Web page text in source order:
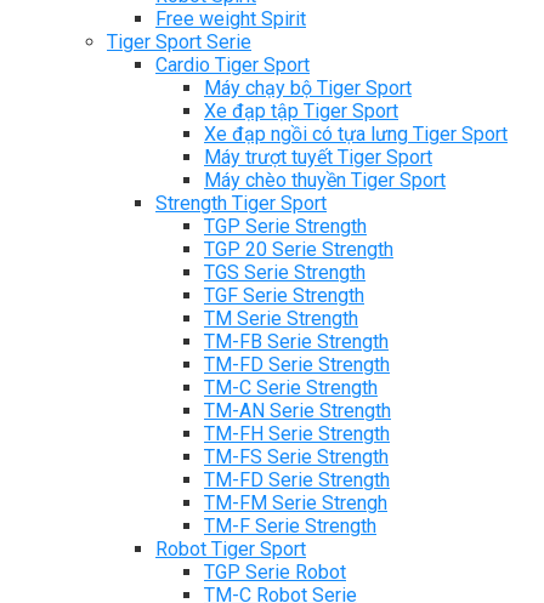
Free weight Spirit
Tiger Sport Serie
Cardio Tiger Sport
Máy chạy bộ Tiger Sport
Xe đạp tập Tiger Sport
Xe đạp ngồi có tựa lưng Tiger Sport
Máy trượt tuyết Tiger Sport
Máy chèo thuyền Tiger Sport
Strength Tiger Sport
TGP Serie Strength
TGP 20 Serie Strength
TGS Serie Strength
TGF Serie Strength
TM Serie Strength
TM-FB Serie Strength
TM-FD Serie Strength
TM-C Serie Strength
TM-AN Serie Strength
TM-FH Serie Strength
TM-FS Serie Strength
TM-FD Serie Strength
TM-FM Serie Strengh
TM-F Serie Strength
Robot Tiger Sport
TGP Serie Robot
TM-C Robot Serie